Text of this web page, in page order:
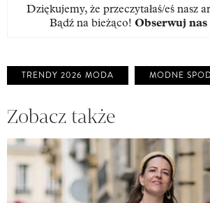
Dziękujemy, że przeczytałaś/eś nasz
Bądź na bieżąco! Obserwuj nas
TRENDY 2026 MODA MODNE
Zobacz także